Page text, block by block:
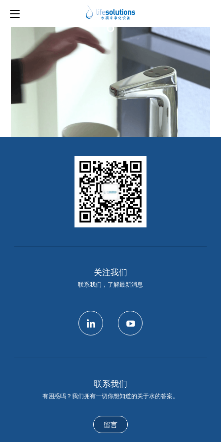
上一图片
6
关注我们
联系我们，了解最新消息
联系我们
有困惑吗？我们拥有一切你想知道的关于水的答案。
留言